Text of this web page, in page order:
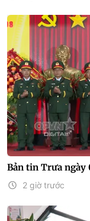
Bản tin Trưa ngày
2 giờ trước